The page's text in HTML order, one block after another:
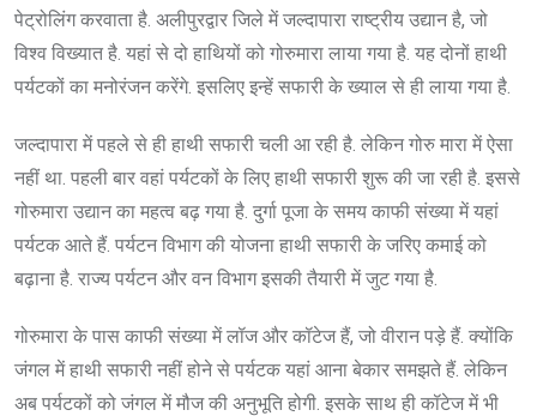
पेट्रोलिंग करवाता है. अलीपुरद्वार जिले में जल्दापारा राष्ट्रीय उद्यान है, जो
विश्व विख्यात है. यहां से दो हाथियों को गोरुमारा लाया गया है. यह दोनों हाथी
पर्यटकों का मनोरंजन करेंगे. इसलिए इन्हें सफारी के ख्याल से ही लाया गया है.
जल्दापारा में पहले से ही हाथी सफारी चली आ रही है. लेकिन गोरु मारा में ऐसा
नहीं था. पहली बार वहां पर्यटकों के लिए हाथी सफारी शुरू की जा रही है. इससे
गोरुमारा उद्यान का महत्व बढ़ गया है. दुर्गा पूजा के समय काफी संख्या में यहां
पर्यटक आते हैं. पर्यटन विभाग की योजना हाथी सफारी के जरिए कमाई को
बढ़ाना है. राज्य पर्यटन और वन विभाग इसकी तैयारी में जुट गया है.
गोरुमारा के पास काफी संख्या में लॉज और कॉटेज हैं, जो वीरान पड़े हैं. क्योंकि
जंगल में हाथी सफारी नहीं होने से पर्यटक यहां आना बेकार समझते हैं. लेकिन
अब पर्यटकों को जंगल में मौज की अनुभूति होगी. इसके साथ ही कॉटेज में भी